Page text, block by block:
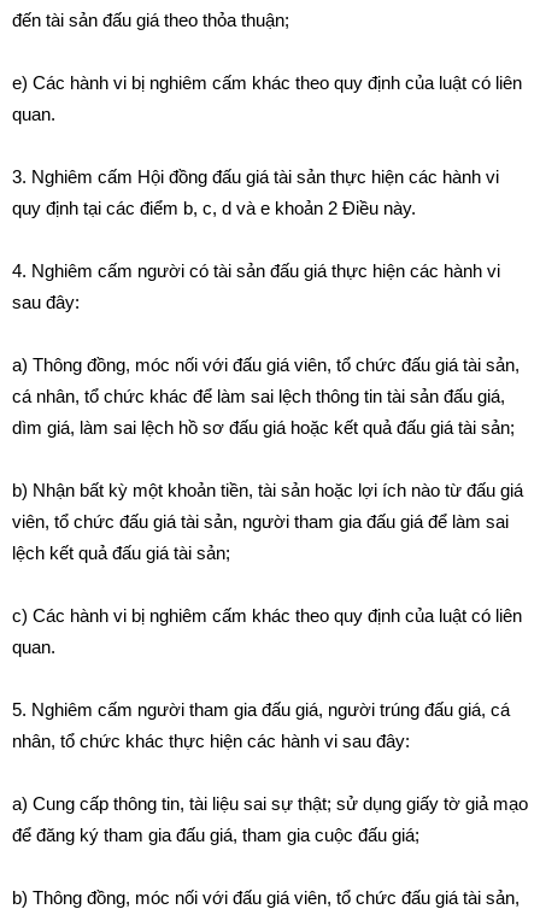
đến tài sản đấu giá theo thỏa thuận;
e) Các hành vi bị nghiêm cấm khác theo quy định của luật có liên
quan.
3. Nghiêm cấm Hội đồng đấu giá tài sản thực hiện các hành vi
quy định tại các điểm b, c, d và e khoản 2 Điều này.
4. Nghiêm cấm người có tài sản đấu giá thực hiện các hành vi
sau đây:
a) Thông đồng, móc nối với đấu giá viên, tổ chức đấu giá tài sản,
cá nhân, tổ chức khác để làm sai lệch thông tin tài sản đấu giá,
dìm giá, làm sai lệch hồ sơ đấu giá hoặc kết quả đấu giá tài sản;
b) Nhận bất kỳ một khoản tiền, tài sản hoặc lợi ích nào từ đấu giá
viên, tổ chức đấu giá tài sản, người tham gia đấu giá để làm sai
lệch kết quả đấu giá tài sản;
c) Các hành vi bị nghiêm cấm khác theo quy định của luật có liên
quan.
5. Nghiêm cấm người tham gia đấu giá, người trúng đấu giá, cá
nhân, tổ chức khác thực hiện các hành vi sau đây:
a) Cung cấp thông tin, tài liệu sai sự thật; sử dụng giấy tờ giả mạo
để đăng ký tham gia đấu giá, tham gia cuộc đấu giá;
b) Thông đồng, móc nối với đấu giá viên, tổ chức đấu giá tài sản,